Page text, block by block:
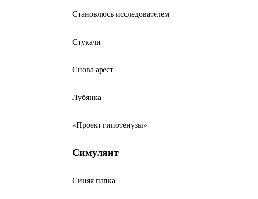
Становлюсь исследователем
Стукачи
Снова арест
Лубянка
«Проект гипотенузы»
Симулянт
Синяя папка